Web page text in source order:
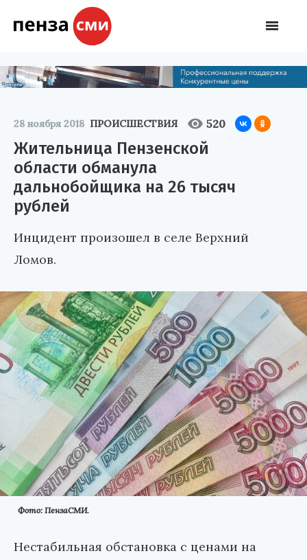
28 ноября 2018 ПРОИСШЕСТВИЯ 520
Жительница Пензенской
области обманула
дальнобойщика на 26 тысяч
рублей
Инцидент произошел в селе Верхний
Ломов.
Фото: ПензаСМИ.
Нестабильная обстановка с ценами на